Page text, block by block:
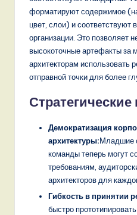
форматируют содержимое
цвет, слои) и соответствуют
организации. Это позволяет
высокоточные артефакты за
архитекторам использовать
отправной точки для более
Демократизация
архитектуры:Младшие
команды теперь могут
требованиям,
архитекторов для
Гибкость в принятии
быстро